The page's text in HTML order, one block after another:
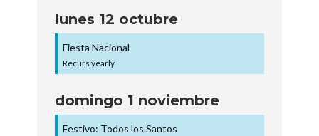
lunes 12 octubre
Fiesta Nacional
Recurs yearly
domingo 1 noviembre
Festivo: Todos los Santos